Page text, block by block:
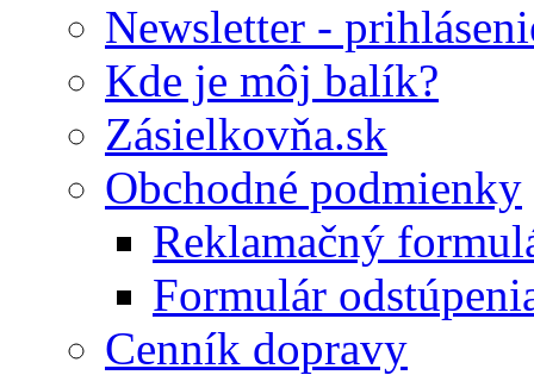
Newsletter -
Kde je môj balík?
Zásielkovňa.sk
Obchodné podmienky
Reklamačný
Formulár
Cenník dopravy